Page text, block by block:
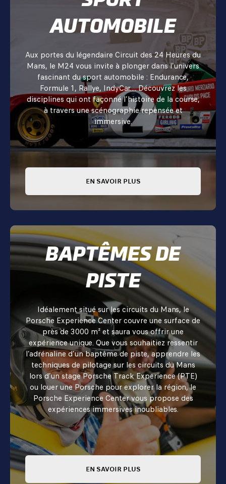
AUTOMOBILE
Aux portes du légendaire Circuit des 24 Heures du
Mans, le M24 vous invite à plonger dans l’univers
fascinant du sport automobile : Endurance,
Formule 1, Rallye, IndyCar… Découvrez les
disciplines qui ont façonné l’histoire de la course,
à travers une scénographie repensée et
immersive.
EN SAVOIR PLUS
BAPTÊMES DE
PISTE
Idéalement situé sur les circuits du Mans, le
Porsche Experience Center couvre une surface de
près de 3000 m² et saura vous offrir une
expérience unique. Que vous souhaitiez ressentir
l’adrénaline d’un baptême de piste, apprendre les
techniques de pilotage sur les circuits du Mans
lors d’un stage Porsche Track Experience (PTE)
ou louer une Porsche pour explorer la région, le
Porsche Experience Center vous propose des
expériences immersives inoubliables.
EN SAVOIR PLUS